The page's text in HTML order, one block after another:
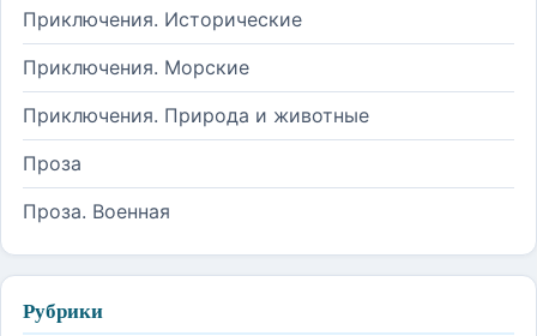
Приключения. Исторические
Приключения. Морские
Приключения. Природа и животные
Проза
Проза. Военная
Рубрики